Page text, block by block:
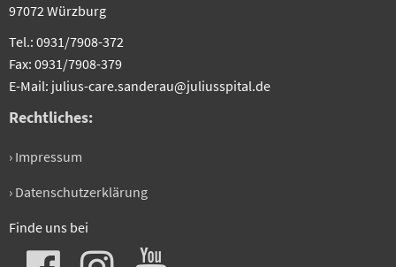
97072 Würzburg
Tel.: 0931/7908-372
Fax: 0931/7908-379
E-Mail: julius-care.sanderau@juliusspital.de
Rechtliches:
› Impressum
› Datenschutzerklärung
Finde uns bei